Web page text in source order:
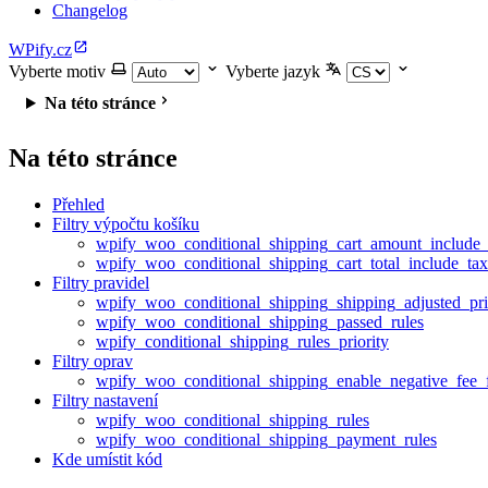
Changelog
WPify.cz
Vyberte motiv
Vyberte jazyk
Na této stránce
Na této stránce
Přehled
Filtry výpočtu košíku
wpify_woo_conditional_shipping_cart_total_include_tax
Filtry pravidel
wpify_woo_conditional_shipping_passed_rules
wpify_conditional_shipping_rules_priority
Filtry oprav
Filtry nastavení
wpify_woo_conditional_shipping_rules
wpify_woo_conditional_shipping_payment_rules
Kde umístit kód